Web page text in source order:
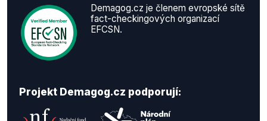
Demagog.cz je členem evropské sítě
fact-checkingových organizací
EFCSN.
Projekt Demagog.cz podporují: